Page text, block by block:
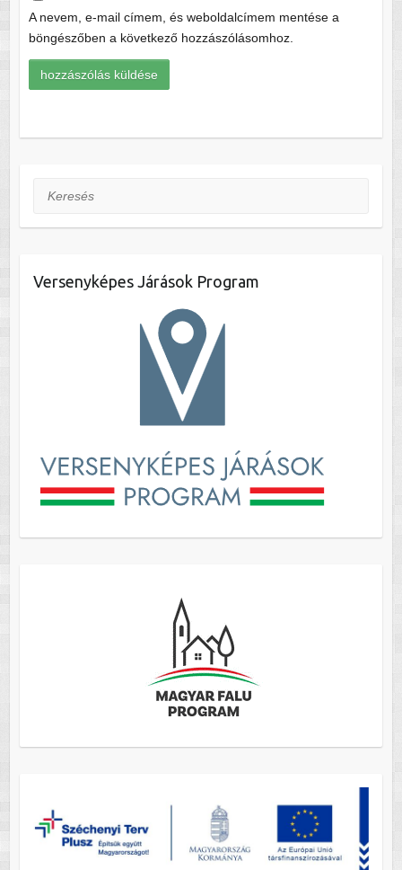
A nevem, e-mail címem, és weboldalcímem mentése a
böngészőben a következő hozzászólásomhoz.
Keresés
Versenyképes Járások Program